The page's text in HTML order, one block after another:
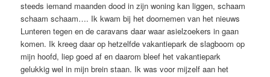
steeds iemand maanden dood in zijn woning kan liggen, schaam
schaam schaam…. Ik kwam bij het doornemen van het nieuws
Lunteren tegen en de caravans daar waar asielzoekers in gaan
komen. Ik kreeg daar op hetzelfde vakantiepark de slagboom op
mijn hoofd, liep goed af en daarom bleef het vakantiepark
gelukkig wel in mijn brein staan. Ik was voor mijzelf aan het